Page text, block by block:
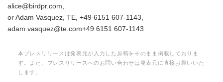
alice@birdpr.com,
or Adam Vasquez, TE, +49 6151 607-1143,
adam.vasquez@te.com+49 6151 607-1143
本プレスリリースは発表元が入力した原稿をそのまま掲載しておりま
す。また、プレスリリースへのお問い合わせは発表元に直接お願いいた
します。